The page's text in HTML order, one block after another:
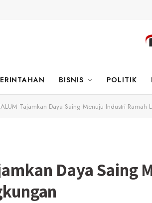
BISNIS POLITIK
Tajamkan Daya Saing Menuju Industri Ramah
Daya Saing